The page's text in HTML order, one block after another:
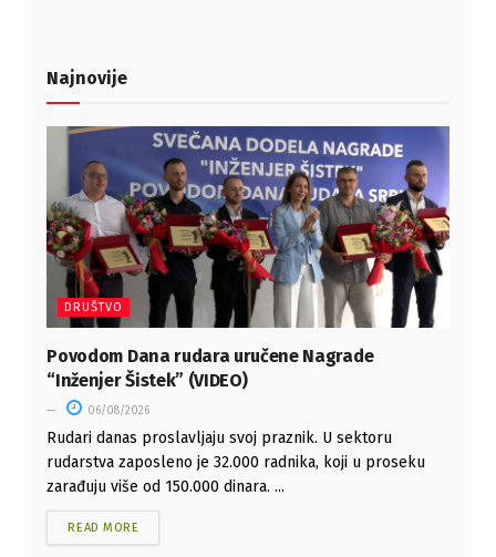
Najnovije
DRUŠTVO
Povodom Dana rudara uručene Nagrade
“Inženjer Šistek” (VIDEO)
06/08/2026
Rudari danas proslavljaju svoj praznik. U sektoru
rudarstva zaposleno je 32.000 radnika, koji u proseku
zarađuju više od 150.000 dinara. ...
READ MORE